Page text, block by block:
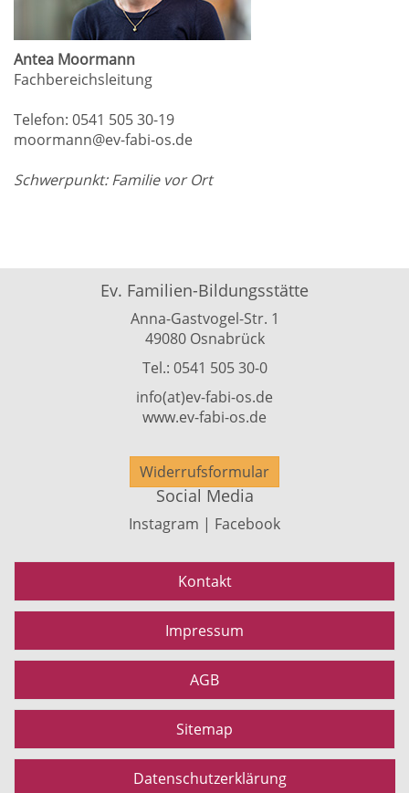
Antea Moormann
Fachbereichsleitung
Telefon: 0541 505 30-19
moormann@ev-fabi-os.de
Schwerpunkt: Familie vor Ort
Ev. Familien-Bildungsstätte
Anna-Gastvogel-Str. 1
49080 Osnabrück
Tel.: 0541 505 30-0
info(at)ev-fabi-os.de
www.ev-fabi-os.de
Widerrufsformular
Social Media
Instagram | Facebook
Kontakt
Impressum
AGB
Sitemap
Datenschutzerklärung